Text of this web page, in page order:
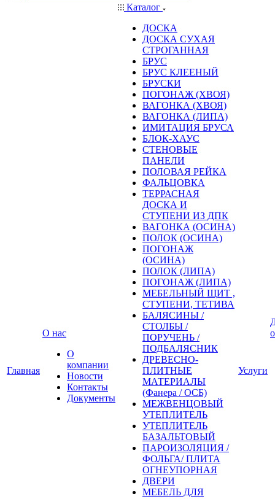
Главная
О нас
О
компании
Новости
Контакты
Документы
Каталог
ДОСКА
ДОСКА СУХАЯ
СТРОГАННАЯ
БРУС
БРУС КЛЕЕНЫЙ
БРУСКИ
ПОГОНАЖ (ХВОЯ)
ВАГОНКА (ХВОЯ)
ВАГОНКА (ЛИПА)
ИМИТАЦИЯ БРУСА
БЛОК-ХАУС
СТЕНОВЫЕ
ПАНЕЛИ
ПОЛОВАЯ РЕЙКА
ФАЛЬЦОВКА
ТЕРРАСНАЯ
ДОСКА И
СТУПЕНИ ИЗ ДПК
ВАГОНКА (ОСИНА)
ПОЛОК (ОСИНА)
ПОГОНАЖ
(ОСИНА)
ПОЛОК (ЛИПА)
ПОГОНАЖ (ЛИПА)
МЕБЕЛЬНЫЙ ЩИТ ,
СТУПЕНИ, ТЕТИВА
БАЛЯСИНЫ /
СТОЛБЫ /
ПОРУЧЕНЬ /
ПОДБАЛЯСНИК
ДРЕВЕСНО-
ПЛИТНЫЕ
МАТЕРИАЛЫ
(Фанера / ОСБ)
МЕЖВЕНЦОВЫЙ
УТЕПЛИТЕЛЬ
УТЕПЛИТЕЛЬ
БАЗАЛЬТОВЫЙ
ПАРОИЗОЛЯЦИЯ /
ФОЛЬГА/ ПЛИТА
ОГНЕУПОРНАЯ
ДВЕРИ
МЕБЕЛЬ ДЛЯ
Услуги